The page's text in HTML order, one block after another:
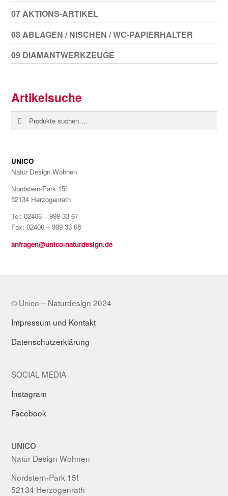
07 AKTIONS-ARTIKEL
08 ABLAGEN / NISCHEN / WC-PAPIERHALTER
09 DIAMANTWERKZEUGE
Artikelsuche
Suchen
nach:
Suchen
UNICO
Natur Design Wohnen
Nordstern-Park 15f
52134 Herzogenrath
Tel: 02406 – 999 33 67
Fax: 02406 – 999 33 68
anfragen@unico-naturdesign.de
© Unico – Naturdesign 2024
Impressum und Kontakt
Datenschutzerklärung
SOCIAL MEDIA
Instagram
Facebook
UNICO
Natur Design Wohnen
Nordstern-Park 15f
52134 Herzogenrath